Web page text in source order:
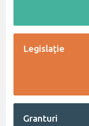
Legislație
Granturi